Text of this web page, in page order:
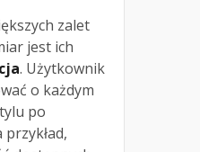
zalet
jest ich
. Użytkownik
o każdym
po
przykład,